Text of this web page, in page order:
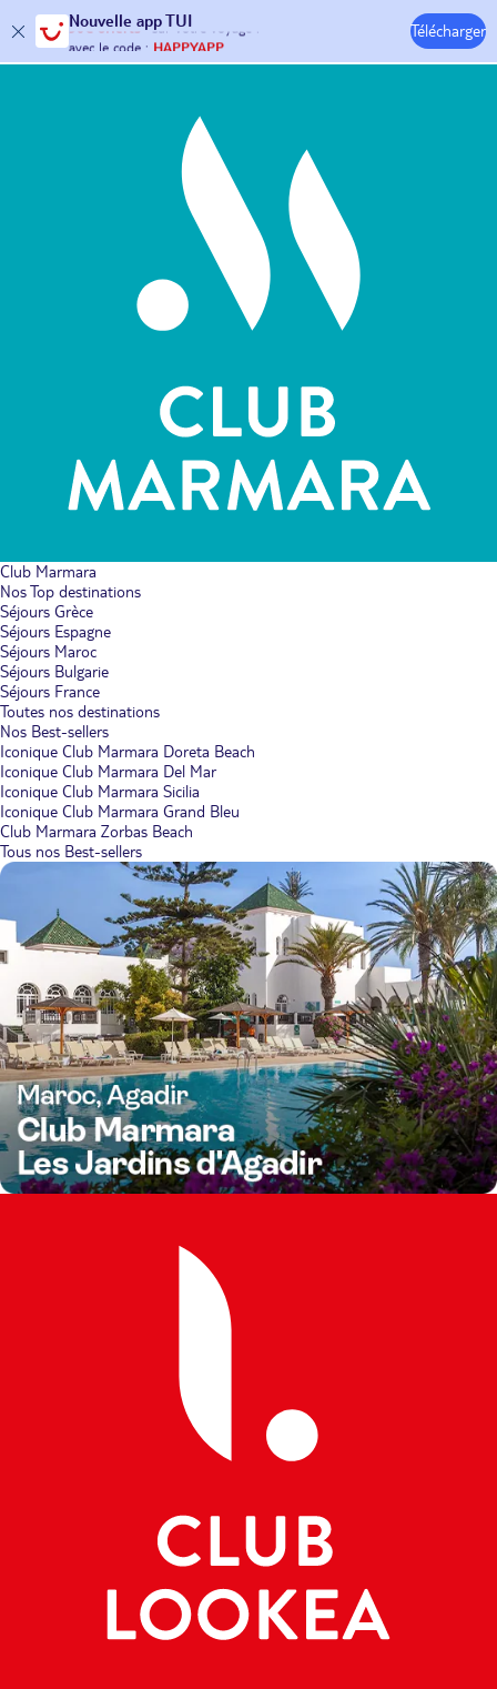
Nouvelle app TUI
30€ offerts*sur votrevoyage !
avec le code :HAPPYAPP
Télécharger
Hôtels & Clubs
Club Marmara
Nos Top destinations
Séjours Grèce
Séjours Espagne
Séjours Maroc
Séjours Bulgarie
Séjours France
Toutes nos destinations
Nos Best-sellers
Iconique Club Marmara Doreta Beach
Iconique Club Marmara Del Mar
Iconique Club Marmara Sicilia
Iconique Club Marmara Grand Bleu
Club Marmara Zorbas Beach
Tous nos Best-sellers